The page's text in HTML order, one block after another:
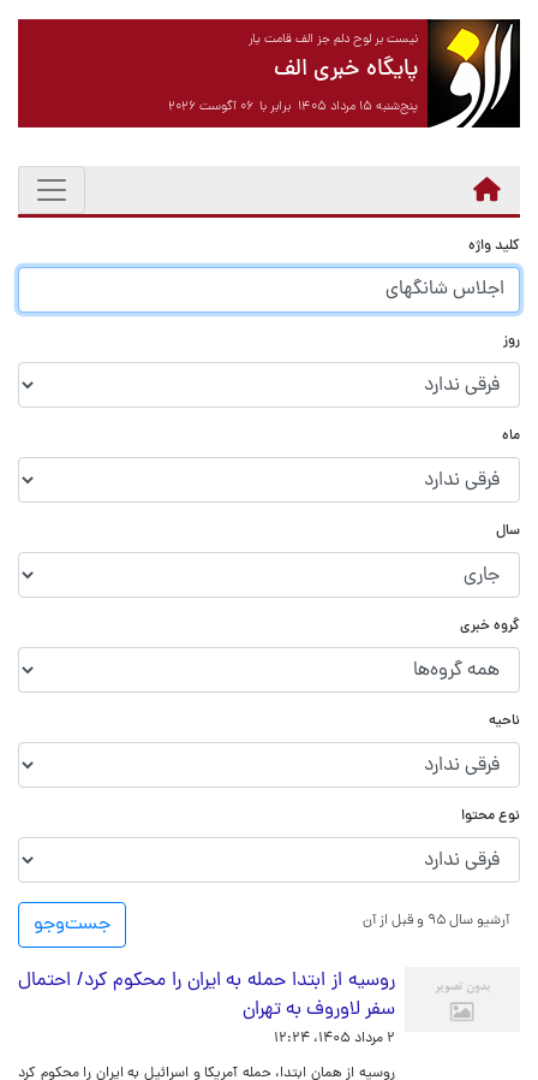
نیست بر لوح دلم جز الف قامت یار
پایگاه خبری الف
پنج‌شنبه ۱۵ مرداد ۱۴۰۵ برابر با ۰۶ آگوست ۲۰۲۶
کلید واژه
روز
ماه
سال
گروه خبری
ناحیه
نوع محتوا
جست‌و‌جو آرشیو سال ۹۵ و قبل از آن
روسیه از ابتدا حمله به ایران را محکوم کرد/ احتمال
سفر لاوروف به تهران
۲ مرداد ۱۴۰۵، ۱۲:۲۴
روسیه از همان ابتدا، حمله آمریکا و اسرائیل به ایران را محکوم کرد